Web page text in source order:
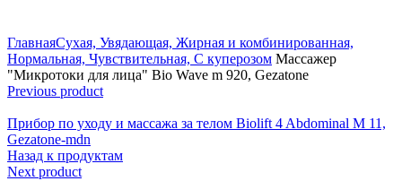
ГлавнаяСухая, Увядающая, Жирная и комбинированная,
Нормальная, Чувствительная, С куперозом Массажер
"Микротоки для лица" Bio Wave m 920, Gezatone
Previous product
Прибор по уходу и массажа за телом Biolift 4 Abdominal M 11,
Gezatone-mdn
Назад к продуктам
Next product